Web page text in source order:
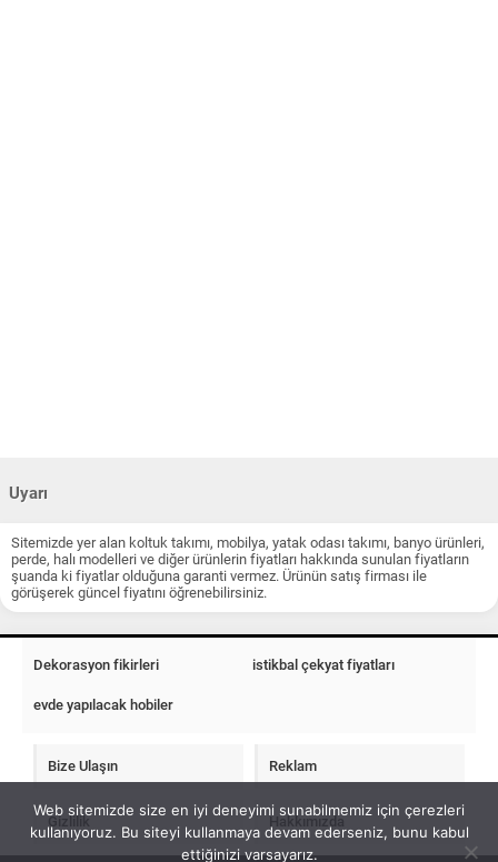
Uyarı
Sitemizde yer alan koltuk takımı, mobilya, yatak odası takımı, banyo ürünleri,
perde, halı modelleri ve diğer ürünlerin fiyatları hakkında sunulan fiyatların
şuanda ki fiyatlar olduğuna garanti vermez. Ürünün satış firması ile
görüşerek güncel fiyatını öğrenebilirsiniz.
Dekorasyon fikirleri istikbal çekyat fiyatları
evde yapılacak hobiler
Bize Ulaşın Reklam
Gizlilik Hakkımızda
Web sitemizde size en iyi deneyimi sunabilmemiz için çerezleri
kullanıyoruz. Bu siteyi kullanmaya devam ederseniz, bunu kabul
ettiğinizi varsayarız.